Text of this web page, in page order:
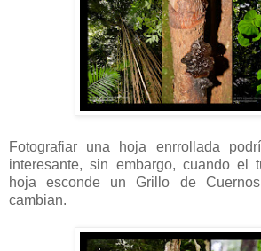
Fotografiar una hoja enrrollada
interesante, sin embargo, cuando el
hoja esconde un Grillo de
cambian.